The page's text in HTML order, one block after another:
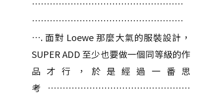
……………………………………………
……………………………………………
…. 面對 Loewe 那麼大氣的服裝設計，
SUPER ADD 至少也要做一個同等級的作
品才行，於是經過一番思
考…………………………………………